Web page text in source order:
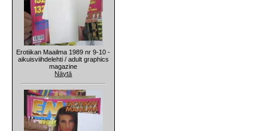
Erotiikan Maailma 1989 nr 9-10 -
aikuisviihdelehti / adult graphics
magazine
Näytä